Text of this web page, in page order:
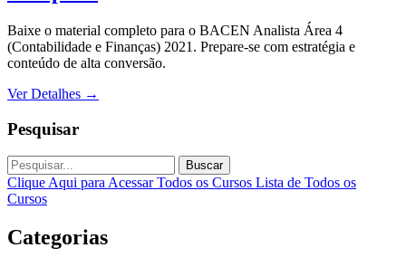
Baixe o material completo para o BACEN Analista Área 4
(Contabilidade e Finanças) 2021. Prepare-se com estratégia e
conteúdo de alta conversão.
Ver Detalhes →
Pesquisar
Buscar
Clique Aqui para Acessar Todos os Cursos Lista de Todos os
Cursos
Categorias